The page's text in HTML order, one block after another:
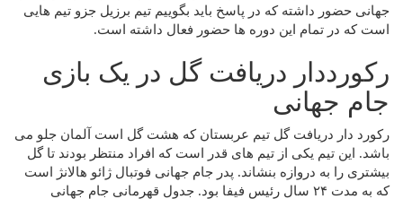
جهانی حضور داشته که در پاسخ باید بگوییم تیم برزیل جزو تیم هایی
است که در تمام این دوره ها حضور فعال داشته است.
رکورددار دریافت گل در یک بازی
جام جهانی
رکورد دار دریافت گل تیم عربستان که هشت گل است آلمان جلو می
باشد. این تیم یکی از تیم های قدر است که افراد منتظر بودند تا گل
بیشتری را به دروازه بنشاند. پدر جام جهانی فوتبال ژائو هالانژ است
که به مدت ۲۴ سال رئیس فیفا بود. جدول قهرمانی جام جهانی